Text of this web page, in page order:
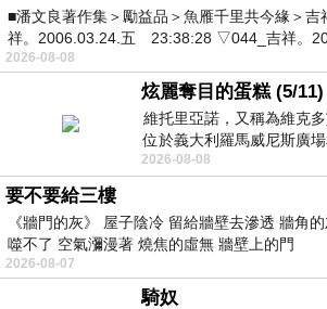
■潘文良著作集＞勵益品＞魚雁千里共今緣＞
祥。2006.03.24.五 23:38:28 ▽044_吉祥。
2026-08-08
炫麗奪目的蛋糕 (5/11)
維托里亞諾，又稱為維克
位於義大利羅馬威尼斯廣
用以紀念統一義大利統一後
2026-08-08
要不要給三樓
《牆門的灰》 屋子陰冷 留給牆壁去滲透 牆角
噬不了 空氣瀰漫著 燒焦的虛無 牆壁上的門
2026-08-07
騎奴